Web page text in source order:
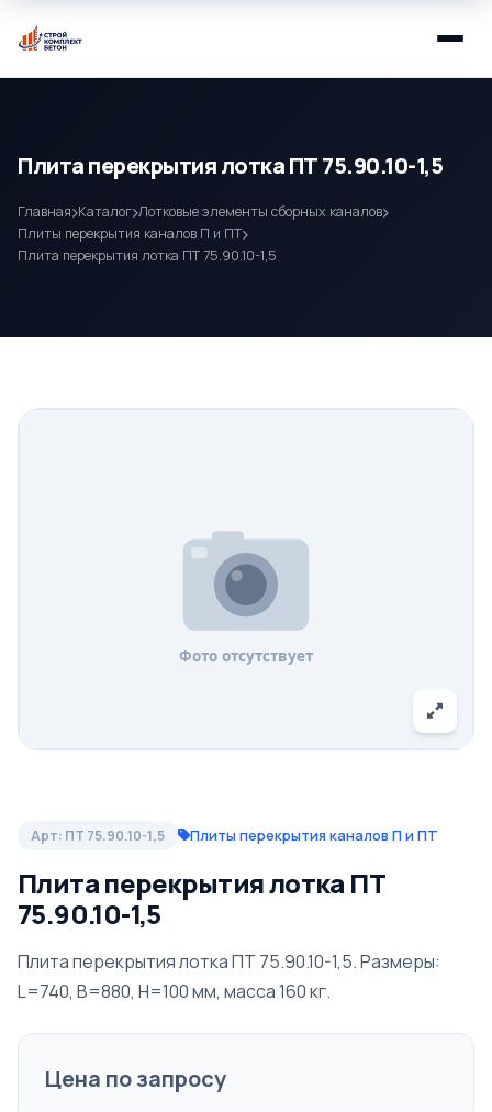
Плита перекрытия лотка ПТ 75.90.10-1,5
Главная Каталог Лотковые элементы сборных каналов
Плиты перекрытия каналов П и ПТ
Плита перекрытия лотка ПТ 75.90.10-1,5
Арт: ПТ 75.90.10-1,5 Плиты перекрытия каналов П и ПТ
Плита перекрытия лотка ПТ
75.90.10-1,5
Плита перекрытия лотка ПТ 75.90.10-1,5. Размеры:
L=740, B=880, H=100 мм, масса 160 кг.
Цена по запросу